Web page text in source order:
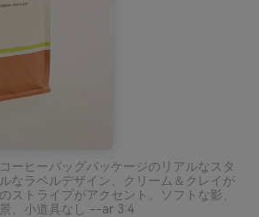
ーヒーバッグパッケージのリアルなスタ
なラベルデザイン、クリーム＆クレイが
ストライプがアクセント。ソフトな影、
、小道具なし --ar 3:4